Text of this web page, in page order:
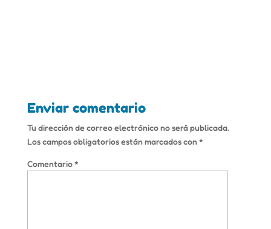
Enviar comentario
Tu dirección de correo electrónico no será publicada.
Los campos obligatorios están marcados con*
Comentario*